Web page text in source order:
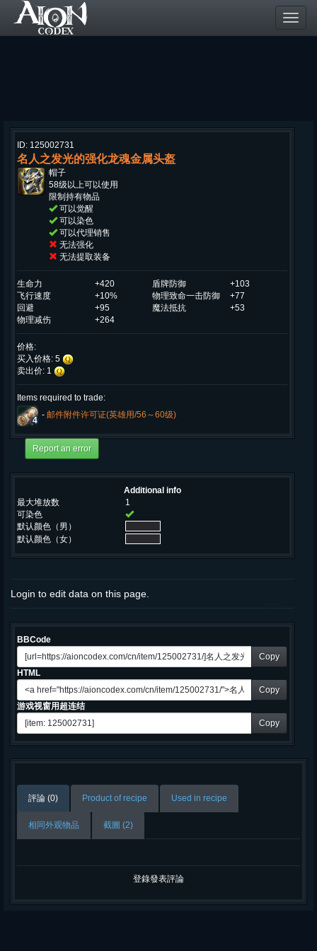
ID: 125002731
名人之发光的强化龙魂金属头盔
帽子
58级以上可以使用
限制持有物品
可以觉醒
可以染色
可以代理销售
无法强化
无法提取装备
生命力 +420 盾牌防御
+103
飞行速度
+10% 物理致命一击防御
+77
回避
+95 魔法抵抗
+53
物理减伤
+264
价格:
买入价格: 5
卖出价: 1
Items required to trade:
4
- 邮件附件许可证(英雄用/56～60级)
Additional info
最大堆放数
1
可染色
默认颜色（男）
默认颜色（女）
Login to edit data on this page.
BBCode
Copy
HTML
Copy
游戏视窗用超连结
Copy
評論 (0) Product of recipe Used in recipe
相同外观物品 截圖 (2)
登錄發表評論